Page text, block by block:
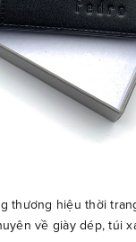
thương hiệu thời
về giày dép, túi